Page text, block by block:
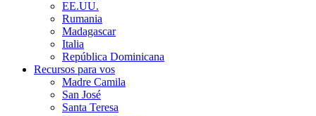
EE.UU.
Rumania
Madagascar
Italia
República Dominicana
Recursos para vos
Madre Camila
San José
Santa Teresa